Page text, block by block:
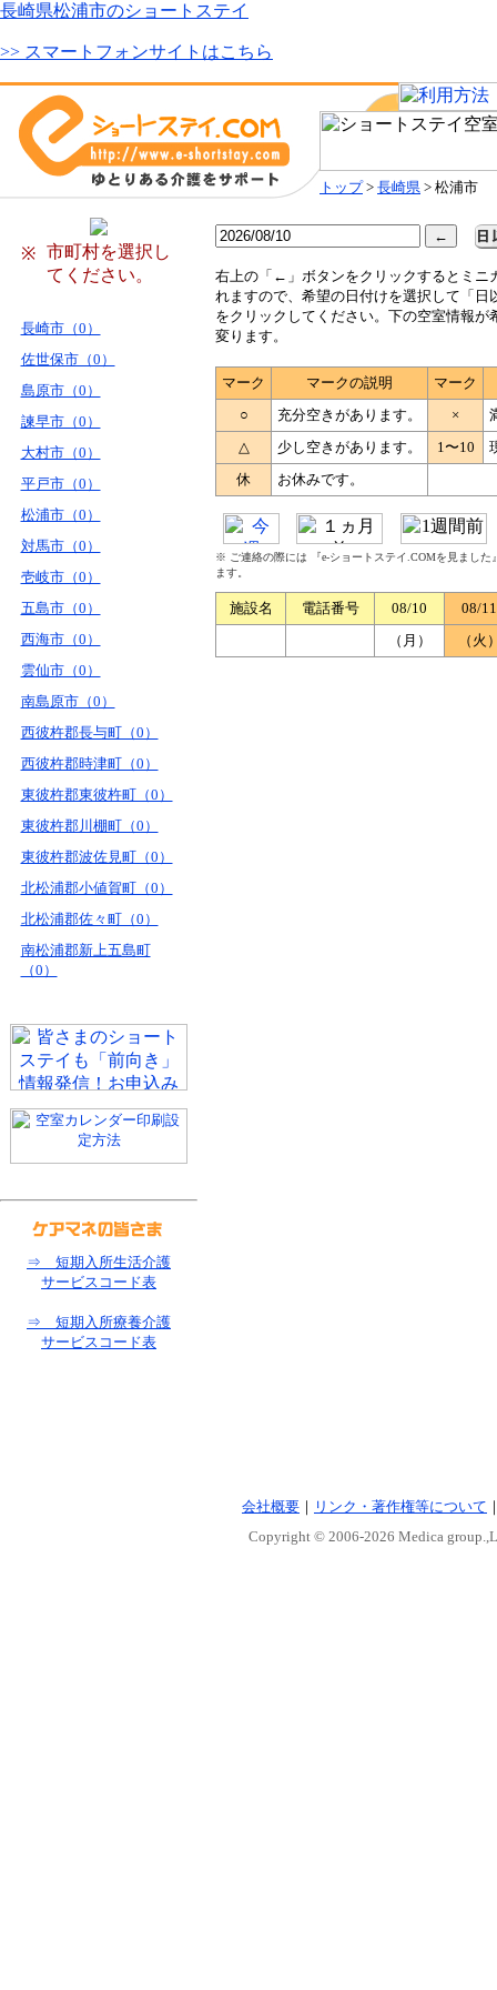
長崎県松浦市のショートステイ
>> スマートフォンサイトはこちら
トップ> 長崎県 > 松浦市
※
市町村を選択し
てください。
長崎市（0）
佐世保市（0）
島原市（0）
諫早市（0）
大村市（0）
平戸市（0）
松浦市（0）
対馬市（0）
壱岐市（0）
五島市（0）
西海市（0）
雲仙市（0）
南島原市（0）
西彼杵郡長与町（0）
西彼杵郡時津町（0）
東彼杵郡東彼杵町（0）
東彼杵郡川棚町（0）
東彼杵郡波佐見町（0）
北松浦郡小値賀町（0）
北松浦郡佐々町（0）
南松浦郡新上五島町
（0）
⇒ 短期入所生活介護
サービスコード表
⇒ 短期入所療養介護
サービスコード表
右上の「←」ボタンをクリックするとミニ
れますので、希望の日付けを選択して「日
をクリックしてください。下の空室情報が
変ります。
マーク マークの説明
マーク
○
充分空きがあります。 ×
△
少し空きがあります。 1〜10
休
お休みです。
※ ご連絡の際には 『e-ショートステイ.COMを見まし
ます。
施設名 電話番号 08/10
08/11
（月）
（火
会社概要 ｜ リンク・著作権等について
Copyright © 2006-2026 Medica